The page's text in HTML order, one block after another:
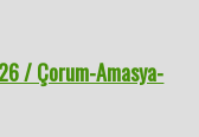
/ Çorum-Amasya-